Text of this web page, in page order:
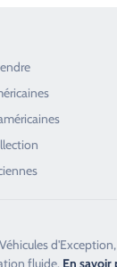
fluide. En savoir